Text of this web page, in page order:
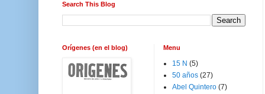
Search This Blog
Orígenes (en el blog) Menu
15 N (5)
50 años (27)
Abel Quintero (7)